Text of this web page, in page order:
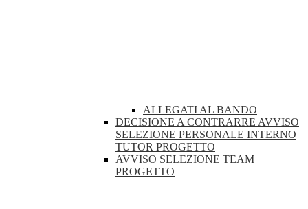
ALLEGATI AL BANDO
DECISIONE A CONTRARRE AVVISO
SELEZIONE PERSONALE INTERNO
TUTOR PROGETTO
AVVISO SELEZIONE TEAM
PROGETTO